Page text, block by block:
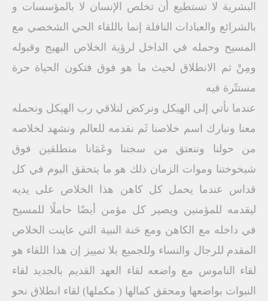
البشرية لا تستطيع أن تخلص الإنسان لا بالمؤسسات و
بالشرائع والعبادات النافلة إنما باللقاء الحي الشخصي مع
المسيح وحمله في الداخل لرؤية الخلاص البهيج وقبوله
ومِنْ ثم الانطلاق لحيث ما هو فوق فتكون الحياة حرة
مستتًرة فيه
عندما نأتي إلى الهيكل ونركض لنلاقي رب الهيكل ونحمله
معنا ونبارك اسم خلاصنا ثَم نقدمه للعالم ونشهد لخلاصه
من حولنا وننعتق من سجننا وعَمَانا منطلقين فوق
شيخوختنا وموات الزمان ذلك هو ما يتحقق اليوم في كل
قداس عندما يحمل كل كاهن هذا الخلاص على يديه
ليقدمه للمؤمنين ويصير كل مؤمن أيضًا حاملًا للمسيح
في داخله مع الكاهن ومع حَنة النبية التي عاينت الخلاص
المقدم للرجال والنساء وللجميع بلا تمييز إن هذا اللقاء هو
لقاء الناموس مع واضعه لقاء العهد القديم بالجديد لقاء
النبوات بواضعها ومحقق كمالها ( مكملها) لقاء انطلاق نحو